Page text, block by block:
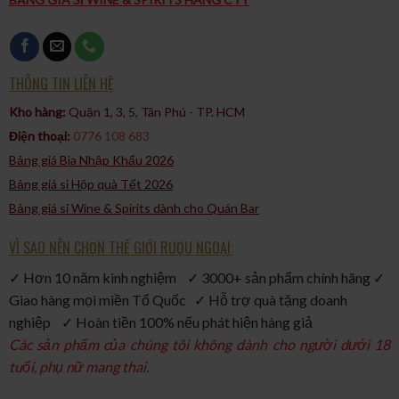
THÔNG TIN LIÊN HỆ
Kho hàng: Quận 1, 3, 5, Tân Phú - TP. HCM​
Điện thoại: 0776 108 683
Bảng giá Bia Nhập Khẩu 2026
Bảng giá sỉ Hộp quà Tết 2026
Bảng giá sỉ Wine & Spirits dành cho Quán Bar
VÌ SAO NÊN CHỌN THẾ GIỚI RƯỢU NGOẠI:
✓ Hơn 10 năm kinh nghiệm ✓ 3000+ sản phẩm chính hãng ✓
Giao hàng mọi miền Tổ Quốc ✓ Hỗ trợ quà tặng doanh
nghiệp ✓ Hoàn tiền 100% nếu phát hiện hàng giả
Các sản phẩm của chúng tôi không dành cho người dưới 18
tuổi, phụ nữ mang thai.